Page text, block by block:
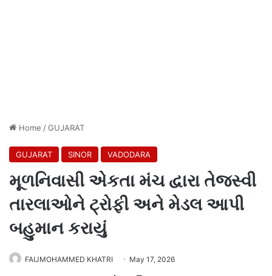
Home /GUJARAT
GUJARAT SINOR VADODARA
મૂળનિવાસી એકતા મંચ દ્વારા તેજસ્વી
તારલાઓને ટ્રોફી અને મેડલ આપી
બહુમાન કરાયું
FAIJMOHAMMED KHATRI May 17, 2026